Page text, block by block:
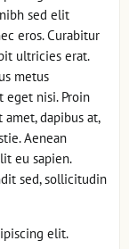
sed elit
eros. Curabitur
ultricies erat.
metus
eget nisi. Proin
dapibus at,
Aenean
eu sapien.
sed, sollicitudin
elit.